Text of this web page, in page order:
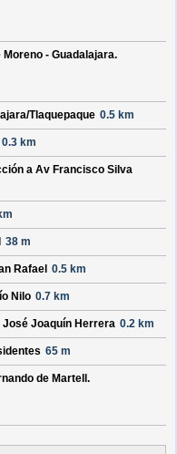
Moreno - Guadalajara.
Tlaquepaque 0.5 km
0.3 km
a Av Francisco Silva
38 m
Rafael 0.5 km
Nilo 0.7 km
José Joaquín Herrera 0.2 km
65 m
de Martell .